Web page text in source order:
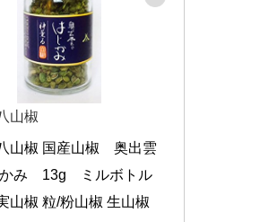
山椒
山椒 国産山椒　奥出雲
み　13g　ミルボトル
山椒 粒/粉山椒 生山椒